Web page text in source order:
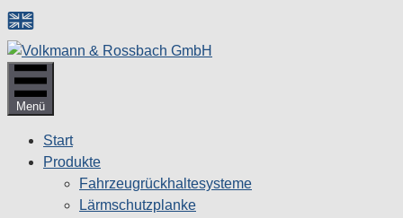
Zum
Inhalt
springen
Menü
Start
Produkte
Fahrzeugrückhaltesysteme
Lärmschutzplanke